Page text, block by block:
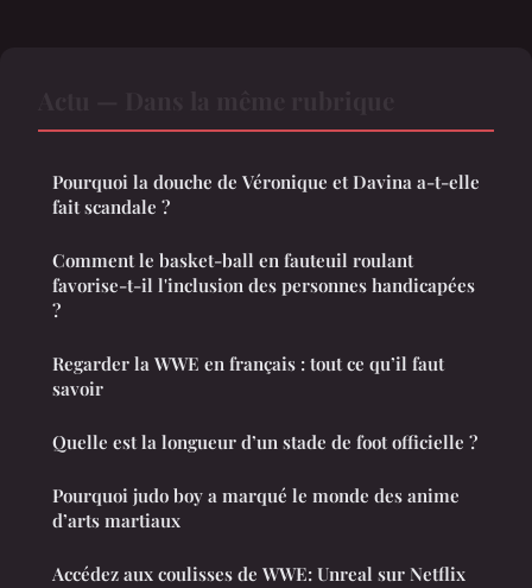
Pourquoi la douche de Véronique et Davina a-t-elle
fait scandale ?
Comment le basket-ball en fauteuil roulant
favorise-t-il l'inclusion des personnes handicapées
?
Regarder la WWE en français : tout ce qu’il faut
savoir
Quelle est la longueur d’un stade de foot officielle ?
Pourquoi judo boy a marqué le monde des anime
d’arts martiaux
Accédez aux coulisses de WWE: Unreal sur Netflix